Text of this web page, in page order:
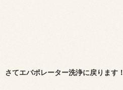
さてエバポレーター洗浄に戻ります！